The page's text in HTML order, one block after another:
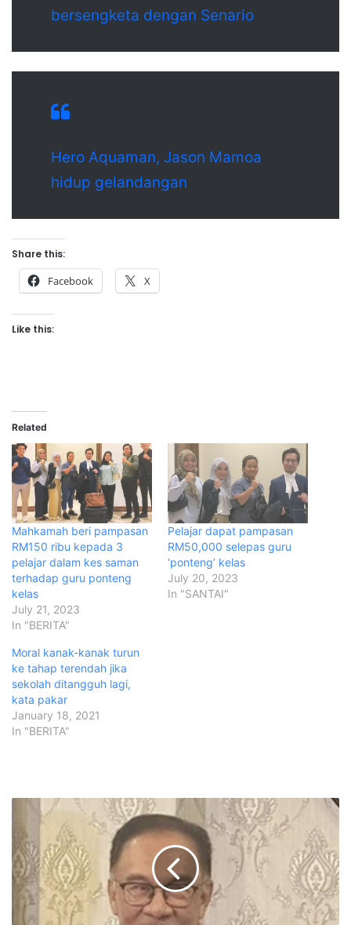
bersengketa dengan Senario
Hero Aquaman, Jason Mamoa
hidup gelandangan
Share this:
Facebook X
Like this:
Related
Mahkamah beri pampasan
RM150 ribu kepada 3
pelajar dalam kes saman
terhadap guru ponteng
kelas
July 21, 2023
In "BERITA"
Pelajar dapat pampasan
RM50,000 selepas guru
‘ponteng’ kelas
July 20, 2023
In "SANTAI"
Moral kanak-kanak turun
ke tahap terendah jika
sekolah ditangguh lagi,
kata pakar
January 18, 2021
In "BERITA"
a
r